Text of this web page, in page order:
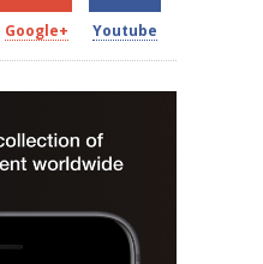
Google+ Youtube